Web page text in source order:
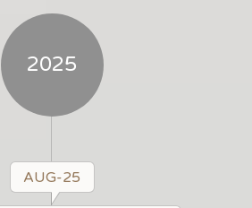
2025
AUG-25